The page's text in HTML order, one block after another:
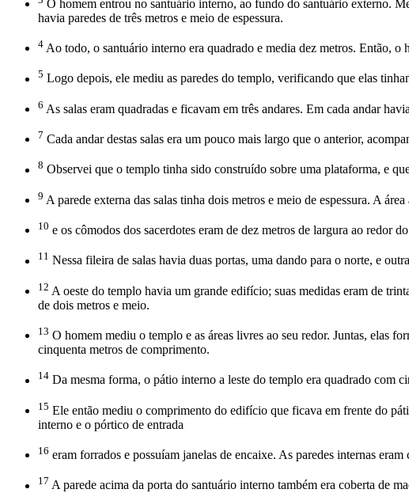
O homem entrou no santuário interno, ao fundo do santuário externo.
havia paredes de três metros e meio de espessura.
4 Ao todo, o santuário interno era quadrado e media dez metros. Então,
5 Logo depois, ele mediu as paredes do templo, verificando que elas
6 As salas eram quadradas e ficavam em três andares. Em cada andar
7 Cada andar destas salas era um pouco mais largo que o anterior,
8 Observei que o templo tinha sido construído sobre uma plataforma, e
9 A parede externa das salas tinha dois metros e meio de espessura. A
10 e os cômodos dos sacerdotes eram de dez metros de largura ao redor
11 Nessa fileira de salas havia duas portas, uma dando para o norte, e
12 A oeste do templo havia um grande edifício; suas medidas eram de
de dois metros e meio.
13 O homem mediu o templo e as áreas livres ao seu redor. Juntas, elas
cinquenta metros de comprimento.
14 Da mesma forma, o pátio interno a leste do templo era quadrado com
15 Ele então mediu o comprimento do edifício que ficava em frente do
interno e o pórtico de entrada
16 eram forrados e possuíam janelas de encaixe. As paredes internas
17 A parede acima da porta do santuário interno também era coberta de